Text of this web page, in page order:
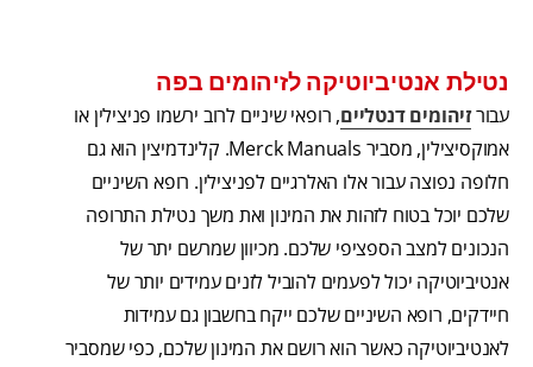
נטילת אנטיביוטיקה לזיהומים בפה
עבורזיהומים דנטליים, רופאי שיניים לרוב ירשמו פניצילין או
אמוקסיצילין, מסביר Merck Manuals. קלינדמיצין הוא גם
חלופה נפוצה עבור אלו האלרגיים לפניצילין. רופא השיניים
שלכם יוכל בטוח לזהות את המינון ואת משך נטילת התרופה
הנכונים למצב הספציפי שלכם. מכיוון שמרשם יתר של
אנטיביוטיקה יכול לפעמים להוביל לזנים עמידים יותר של
חיידקים, רופא השיניים שלכם ייקח בחשבון גם עמידות
לאנטיביוטיקה כאשר הוא רושם את המינון שלכם, כפי שמסביר